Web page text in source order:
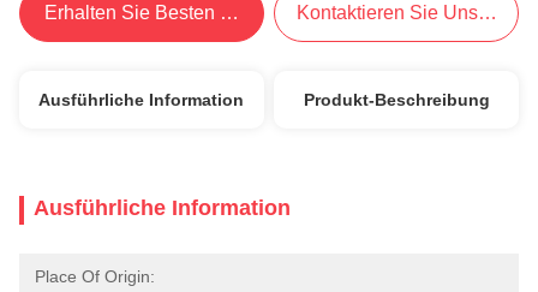
Erhalten Sie Besten Preis Kontaktieren Sie Uns Jetzt
Ausführliche Information Produkt-Beschreibung
Ausführliche Information
Place Of Origin: